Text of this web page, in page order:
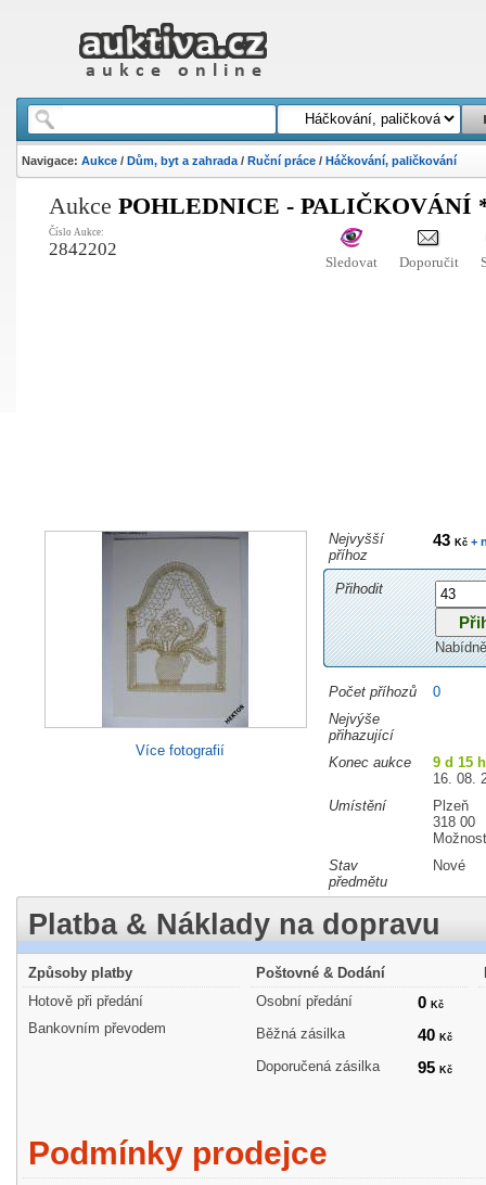
Navigace: Aukce/ Dům, byt a zahrada/ Ruční práce/ Háčkování, paličkování
Aukce POHLEDNICE - PALIČKOVÁNÍ
Číslo Aukce:
2842202
Sledovat Doporučit
Více fotografií
Nejvyšší
příhoz
43 Kč+
Přihodit
Počet příhozů
0
Nejvýše
přihazující
Konec aukce
9 d 15
16. 08.
Umístění
Plzeň
318 00
Stav
předmětu
Nové
Platba & Náklady na dopravu
Způsoby platby
Hotově při předání
Bankovním převodem
Poštovné & Dodání
Osobní předání
0 Kč
Běžná zásilka 40 Kč
Doporučená zásilka 95 Kč
Podmínky prodejce